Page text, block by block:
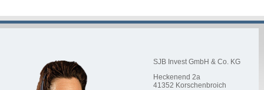
SJB Invest GmbH & Co. KG
Heckenend 2a
41352 Korschenbroich